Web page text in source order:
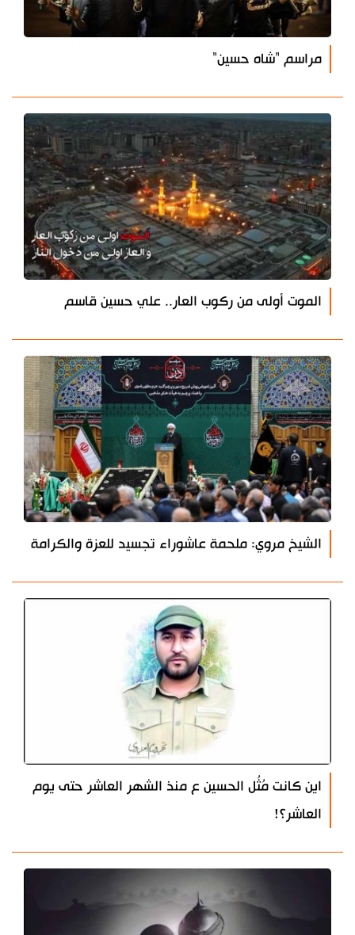
مراسم "شاه حسين"
الموت أولى من ركوب العار.. علي حسين قاسم
الشيخ مروي: ملحمة عاشوراء تجسيد للعزة والكرامة
اين كانت مُثُل الحسين ع منذ الشهر العاشر حتى يوم
العاشر؟!